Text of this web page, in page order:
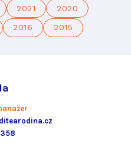
2021 2020
2016 2015